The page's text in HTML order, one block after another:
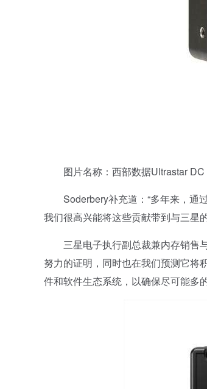
图片名称：西部数据Ultrastar DC
Soderbery补充道：“多年来，通过
我们很高兴能将这些贡献带到与三星
三星电子执行副总裁兼内存销售与
努力的证明，同时也在我们预测它将
件和软件生态系统，以确保尽可能多